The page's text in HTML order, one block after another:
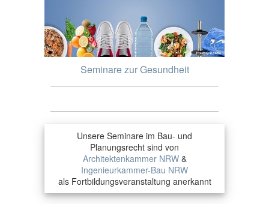
Seminare zur Gesundheit
Unsere Seminare im Bau- und
Planungsrecht sind von
Architektenkammer NRW&
Ingenieurkammer-Bau NRW
als Fortbildungsveranstaltung anerkannt